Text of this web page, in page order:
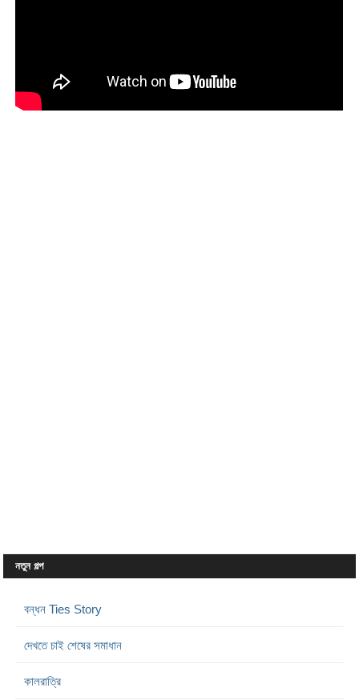
নতুন গল্প
বন্ধন Ties Story
দেখতে চাই শেষের সমাধান
কালরাত্রি